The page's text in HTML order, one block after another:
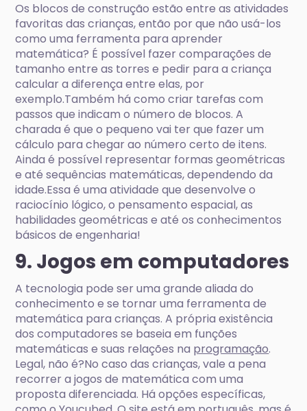
Os blocos de construção estão entre as atividades
favoritas das crianças, então por que não usá-los
como uma ferramenta para aprender
matemática? É possível fazer comparações de
tamanho entre as torres e pedir para a criança
calcular a diferença entre elas, por
exemplo.Também há como criar tarefas com
passos que indicam o número de blocos. A
charada é que o pequeno vai ter que fazer um
cálculo para chegar ao número certo de itens.
Ainda é possível representar formas geométricas
e até sequências matemáticas, dependendo da
idade.Essa é uma atividade que desenvolve o
raciocínio lógico, o pensamento espacial, as
habilidades geométricas e até os conhecimentos
básicos de engenharia!
9. Jogos em computadores
A tecnologia pode ser uma grande aliada do
conhecimento e se tornar uma ferramenta de
matemática para crianças. A própria existência
dos computadores se baseia em funções
matemáticas e suas relações na programação.
Legal, não é?No caso das crianças, vale a pena
recorrer a jogos de matemática com uma
proposta diferenciada. Há opções específicas,